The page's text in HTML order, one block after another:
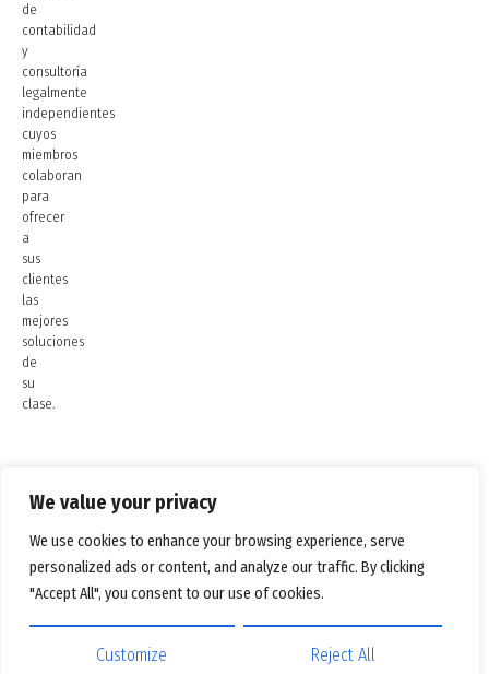
We value your privacy
We use cookies to enhance your browsing experience, serve
personalized ads or content, and analyze our traffic. By clicking
"Accept All", you consent to our use of cookies.
Customize Reject All
de
contabilidad
y
consultoría
legalmente
independientes
cuyos
miembros
colaboran
para
ofrecer
a
sus
clientes
las
mejores
soluciones
de
su
clase.